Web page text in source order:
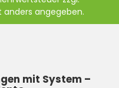
anders angegeben.
mit System –